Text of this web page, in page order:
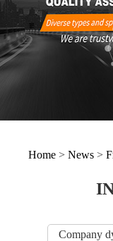
Home > News >
Company